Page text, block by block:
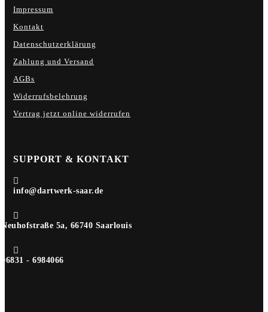
Impressum
Kontakt
Datenschutzerklärung
Zahlung und Versand
AGBs
Widerrufsbelehrung
Vertrag jetzt online widerrufen
SUPPORT & KONTAKT

info@dartwerk-saar.de

Neuhofstraße 5a, 66740 Saarlouis

06831 - 6984066